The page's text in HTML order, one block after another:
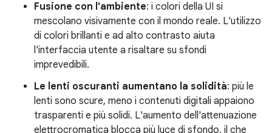
Fusione con l'ambiente: i colori della UI si
mescolano visivamente con il mondo reale. L'utilizzo
di colori brillanti e ad alto contrasto aiuta
l'interfaccia utente a risaltare su sfondi
imprevedibili.
Le lenti oscuranti aumentano la solidità: più le
lenti sono scure, meno i contenuti digitali appaiono
trasparenti e più solidi. L'aumento dell'attenuazione
elettrocromatica blocca più luce di sfondo, il che